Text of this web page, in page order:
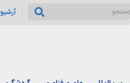
آرشیو